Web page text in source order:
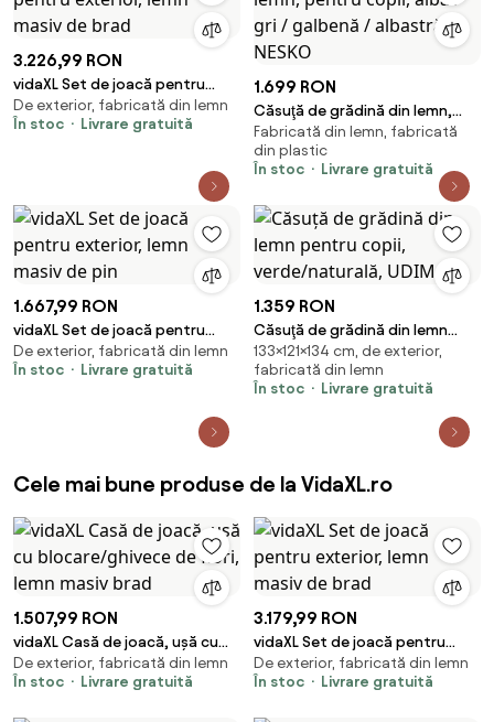
3.226,99 RON
vidaXL Set de joacă pentru
exterior, lemn masiv de brad
De exterior, fabricată din lemn
În stoc
Livrare gratuită
1.699 RON
Căsuţă de grădină din lemn,
pentru copii, albă / gri /
galbenă / albastră, NESKO
Fabricată din lemn, fabricată
din plastic
În stoc
Livrare gratuită
1.667,99 RON
vidaXL Set de joacă pentru
exterior, lemn masiv de pin
De exterior, fabricată din lemn
În stoc
Livrare gratuită
1.359 RON
Căsuţă de grădină din lemn
pentru copii, verde/naturală,
UDIM
133×121×134 cm, de exterior,
fabricată din lemn
În stoc
Livrare gratuită
Cele mai bune produse de la VidaXL.ro
1.507,99 RON
vidaXL Casă de joacă, ușă cu
blocare/ghivece de flori, lemn
masiv brad
De exterior, fabricată din lemn
În stoc
Livrare gratuită
3.179,99 RON
vidaXL Set de joacă pentru
exterior, lemn masiv de brad
De exterior, fabricată din lemn
În stoc
Livrare gratuită